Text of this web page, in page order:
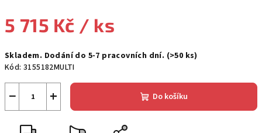
5 715 Kč / ks
cena:
Skladem. Dodání do 5-7 pracovních dní. (>50 ks)
Kód: 3155182MULTI
+
− Do košíku